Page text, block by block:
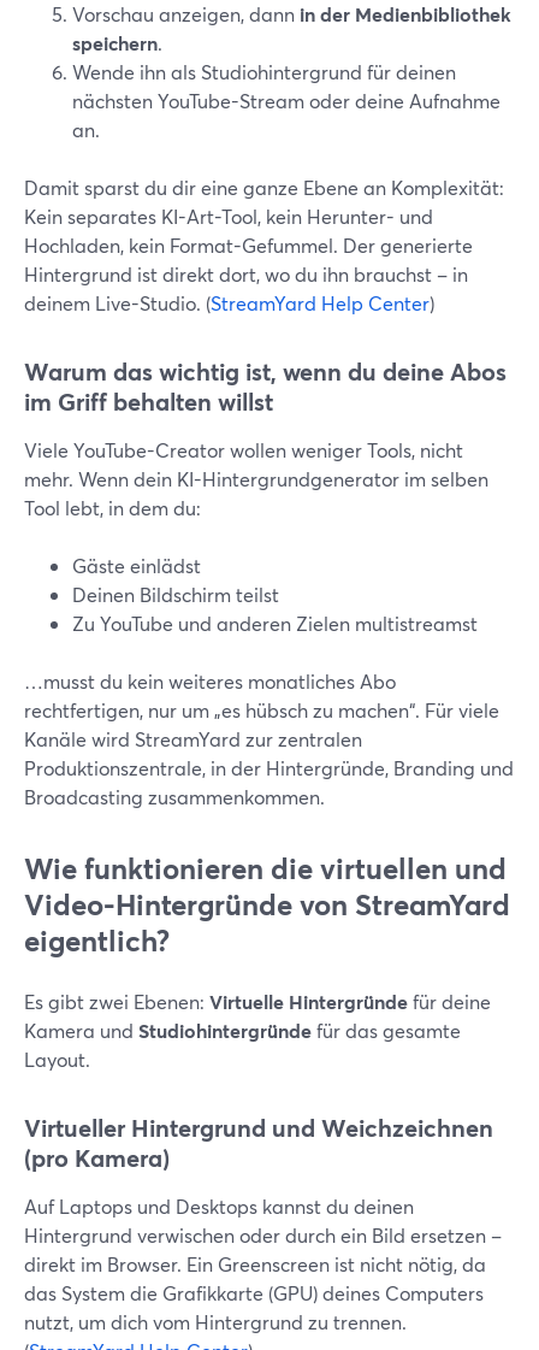
Vorschau anzeigen, dann in der Medienbibliothek
speichern.
Wende ihn als Studiohintergrund für deinen
nächsten YouTube-Stream oder deine Aufnahme
an.
Damit sparst du dir eine ganze Ebene an Komplexität:
Kein separates KI-Art-Tool, kein Herunter- und
Hochladen, kein Format-Gefummel. Der generierte
Hintergrund ist direkt dort, wo du ihn brauchst – in
deinem Live-Studio. (StreamYard Help Center)
Warum das wichtig ist, wenn du deine Abos
im Griff behalten willst
Viele YouTube-Creator wollen weniger Tools, nicht
mehr. Wenn dein KI-Hintergrundgenerator im selben
Tool lebt, in dem du:
Gäste einlädst
Deinen Bildschirm teilst
Zu YouTube und anderen Zielen multistreamst
…musst du kein weiteres monatliches Abo
rechtfertigen, nur um „es hübsch zu machen“. Für viele
Kanäle wird StreamYard zur zentralen
Produktionszentrale, in der Hintergründe, Branding und
Broadcasting zusammenkommen.
Wie funktionieren die virtuellen und
Video-Hintergründe von StreamYard
eigentlich?
Es gibt zwei Ebenen: Virtuelle Hintergründefür deine
Kamera und Studiohintergründefür das gesamte
Layout.
Virtueller Hintergrund und Weichzeichnen
(pro Kamera)
Auf Laptops und Desktops kannst du deinen
Hintergrund verwischen oder durch ein Bild ersetzen –
direkt im Browser. Ein Greenscreen ist nicht nötig, da
das System die Grafikkarte (GPU) deines Computers
nutzt, um dich vom Hintergrund zu trennen.